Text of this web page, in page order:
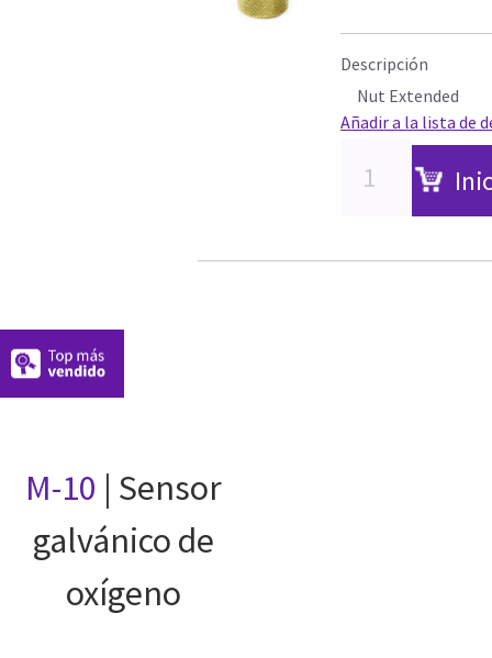
Descripción
Nut Extended
Añadir a la lista de
M-10 | Sensor
galvánico de
oxígeno